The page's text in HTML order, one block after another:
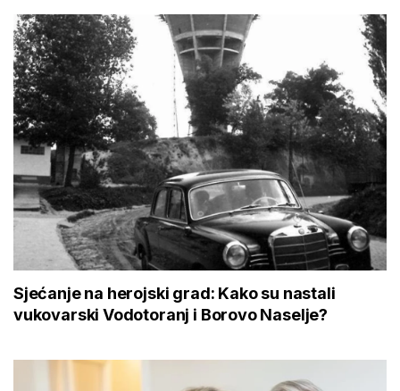
Sjećanje na herojski grad: Kako su nastali
vukovarski Vodotoranj i Borovo Naselje?